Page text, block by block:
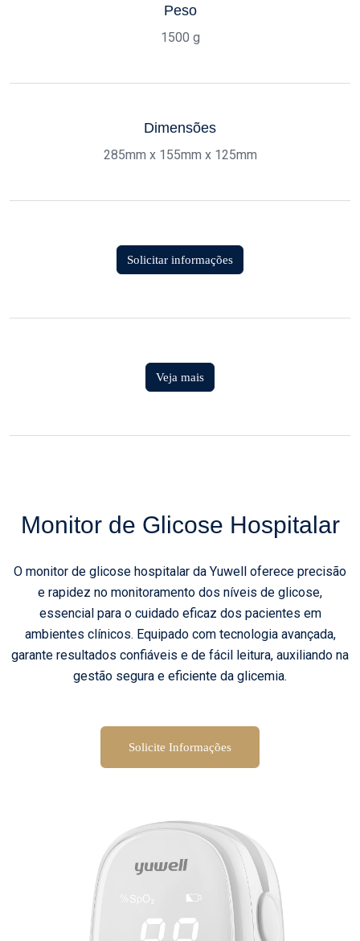
Peso
1500 g
Dimensões
285mm x 155mm x 125mm
Solicitar informações
Veja mais
Monitor de Glicose Hospitalar
O monitor de glicose hospitalar da Yuwell oferece precisão
e rapidez no monitoramento dos níveis de glicose,
essencial para o cuidado eficaz dos pacientes em
ambientes clínicos. Equipado com tecnologia avançada,
garante resultados confiáveis e de fácil leitura, auxiliando na
gestão segura e eficiente da glicemia.
Solicite Informações